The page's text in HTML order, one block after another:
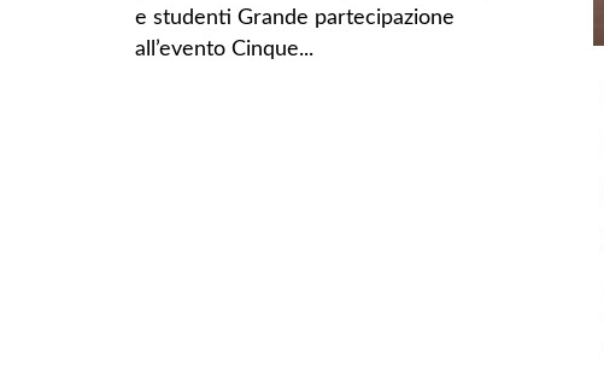
e studenti Grande partecipazione
all’evento Cinque...